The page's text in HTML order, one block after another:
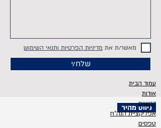
מאשר/ת את מדיניות הפרטיות ותנאי השימוש
שלח/י
ניווט מהיר
עמוד הבית
אודות
דרושים
אפליקציית הנה"ח
טפסים